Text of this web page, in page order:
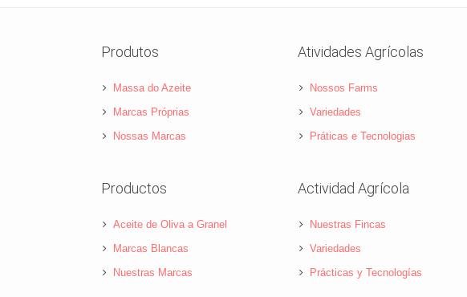
Produtos
Massa do Azeite
Marcas Próprias
Nossas Marcas
Atividades Agrícolas
Nossos Farms
Variedades
Práticas e Tecnologias
Productos
Aceite de Oliva a Granel
Marcas Blancas
Nuestras Marcas
Actividad Agrícola
Nuestras Fincas
Variedades
Prácticas y Tecnologías